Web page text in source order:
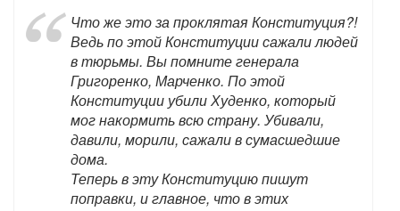
Что же это за проклятая Конституция?!
Ведь по этой Конституции сажали людей
в тюрьмы. Вы помните генерала
Григоренко, Марченко. По этой
Конституции убили Худенко, который
мог накормить всю страну. Убивали,
давили, морили, сажали в сумасшедшие
дома.
Теперь в эту Конституцию пишут
поправки, и главное, что в этих